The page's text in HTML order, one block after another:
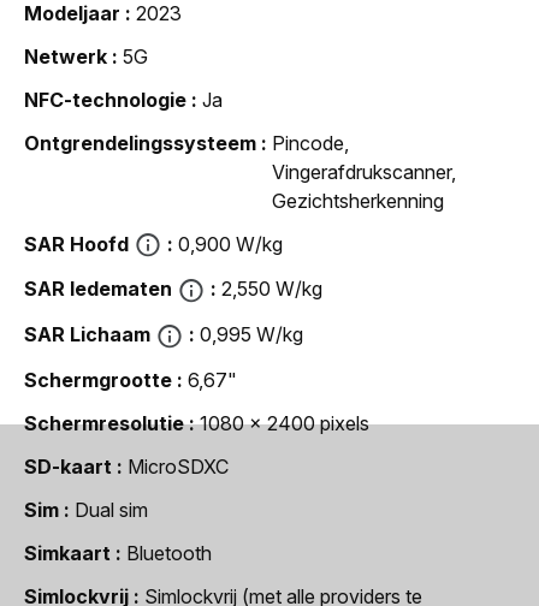
Modeljaar
2023
Netwerk
5G
NFC-technologie
Ja
Ontgrendelingssysteem
Pincode,
Vingerafdrukscanner,
Gezichtsherkenning
SAR Hoofd
0,900 W/kg
SAR ledematen
2,550 W/kg
SAR Lichaam
0,995 W/kg
Schermgrootte
6,67"
Schermresolutie
1080 x 2400 pixels
SD-kaart
MicroSDXC
Sim
Dual sim
Simkaart
Bluetooth
Simlockvrij
Simlockvrij (met alle providers te